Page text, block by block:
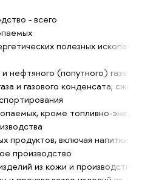
- всего
полезных
(попутного) газа
и газового конденсата;
кроме топливно-
включая напитки, и
производство
из кожи и производство